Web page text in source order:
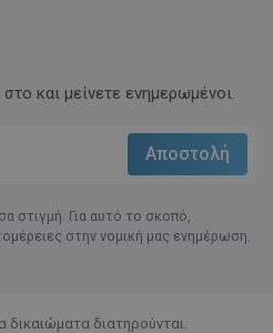
και μείνετε ενημερωμένοι.
στιγμή. Για αυτό το σκοπό,
στην νομική μας ενημέρωση.
διατηρούνται.